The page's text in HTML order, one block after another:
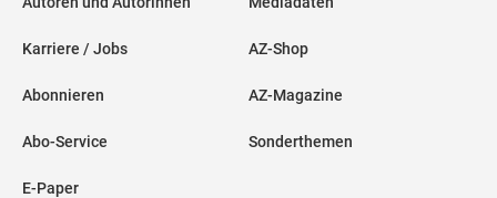
Karriere / Jobs
Abonnieren
Abo-Service
E-Paper
AZ-Shop
AZ-Magazine
Sonderthemen